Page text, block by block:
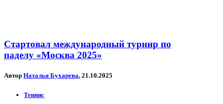
Стартовал международный турнир по
паделу «Москва 2025»
Автор Наталья Бухарева, 21.10.2025
Теннис